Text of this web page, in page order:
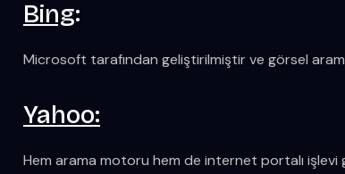
Bing:
Microsoft tarafından geliştirilmiştir ve görsel
Yahoo:
Hem arama motoru hem de internet portalı işlevi